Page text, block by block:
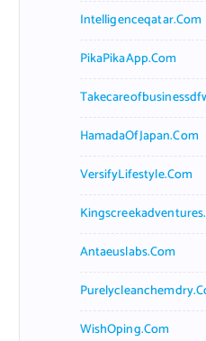
Intelligenceqatar.com
PikaPikaApp.com
HamadaOfJapan.com
VersifyLifestyle.com
Antaeuslabs.com
WishOping.com